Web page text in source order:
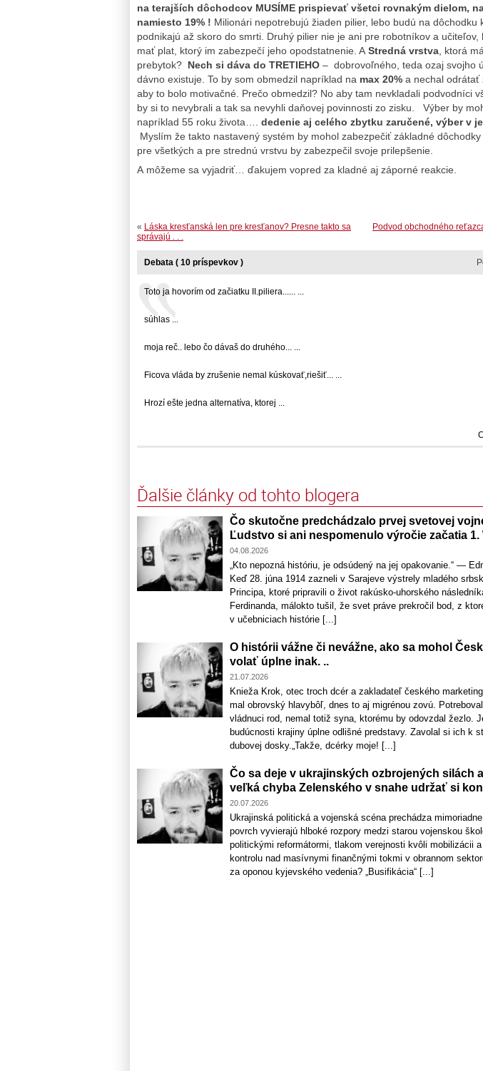
na terajších dôchodcov MUSÍME prispievať všetci rovnakým dielom,
namiesto 19% ! Milionári nepotrebujú žiaden pilier, lebo budú na dôchodku
podnikajú až skoro do smrti. Druhý pilier nie je ani pre robotníkov a učiteľov,
mať plat, ktorý im zabezpečí jeho opodstatnenie. AStredná vrstva, ktorá
prebytok? Nech si dáva do TRETIEHO – dobrovoľného, teda ozaj svojho
dávno existuje. To by som obmedzil napríklad na max 20% a nechal odrátať
aby to bolo motivačné. Prečo obmedzil? No aby tam nevkladali podvodníci
by si to nevybrali a tak sa nevyhli daňovej povinnosti zo zisku. Výber by
napríklad 55 roku života…. dedenie aj celého zbytku zaručené, výber v
Myslím že takto nastavený systém by mohol zabezpečiť základné
pre všetkých a pre strednú vrstvu by zabezpečil svoje prilepšenie.
A môžeme sa vyjadriť… ďakujem vopred za kladné aj záporné reakcie.
Podvod obchodného
« Láska kresťanská len pre kresťanov? Presne takto sa
správajú . . .
Debata ( 10 príspevkov )
Toto ja hovorím od začiatku II.piliera...... ...
súhlas ...
moja reč.. lebo čo dávaš do druhého... ...
Ficova vláda by zrušenie nemal kúskovať,riešiť... ...
Hrozí ešte jedna alternatíva, ktorej ...
Ďalšie články od tohto blogera
Čo skutočne predchádzalo prvej svetovej
Ľudstvo si ani nespomenulo výročie začatia 1.
04.08.2026
„Kto nepozná históriu, je odsúdený na jej opakovanie.“ —
Keď 28. júna 1914 zazneli v Sarajeve výstrely mladého
Principa, ktoré pripravili o život rakúsko-uhorského
Ferdinanda, málokto tušil, že svet práve prekročil bod, z
v učebniciach histórie [...]
O histórii vážne či nevážne, ako sa mohol
volať úplne inak. ..
21.07.2026
Knieža Krok, otec troch dcér a zakladateľ českého
mal obrovský hlavybôľ, dnes to aj migrénou zovú.
vládnuci rod, nemal totiž syna, ktorému by odovzdal žezlo.
budúcnosti krajiny úplne odlišné predstavy. Zavolal si ich k
dubovej dosky.„Takže, dcérky moje! [...]
Čo sa deje v ukrajinských ozbrojených silách
veľká chyba Zelenského v snahe udržať si
20.07.2026
Ukrajinská politická a vojenská scéna prechádza
povrch vyvierajú hlboké rozpory medzi starou vojenskou
politickými reformátormi, tlakom verejnosti kvôli mobilizácii
kontrolu nad masívnymi finančnými tokmi v obrannom
za oponou kyjevského vedenia? „Busifikácia“ [...]